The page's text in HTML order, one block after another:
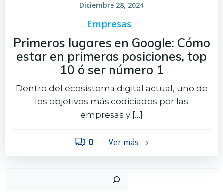
Diciembre 28, 2024
Empresas
Primeros lugares en Google: Cómo
estar en primeras posiciones, top
10 ó ser número 1
Dentro del ecosistema digital actual, uno de
los objetivos más codiciados por las
empresas y […]
0 Ver más